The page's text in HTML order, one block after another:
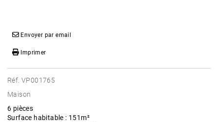
Envoyer par email
Imprimer
Réf. VP001765
Maison
6 pièces
Surface habitable : 151m²